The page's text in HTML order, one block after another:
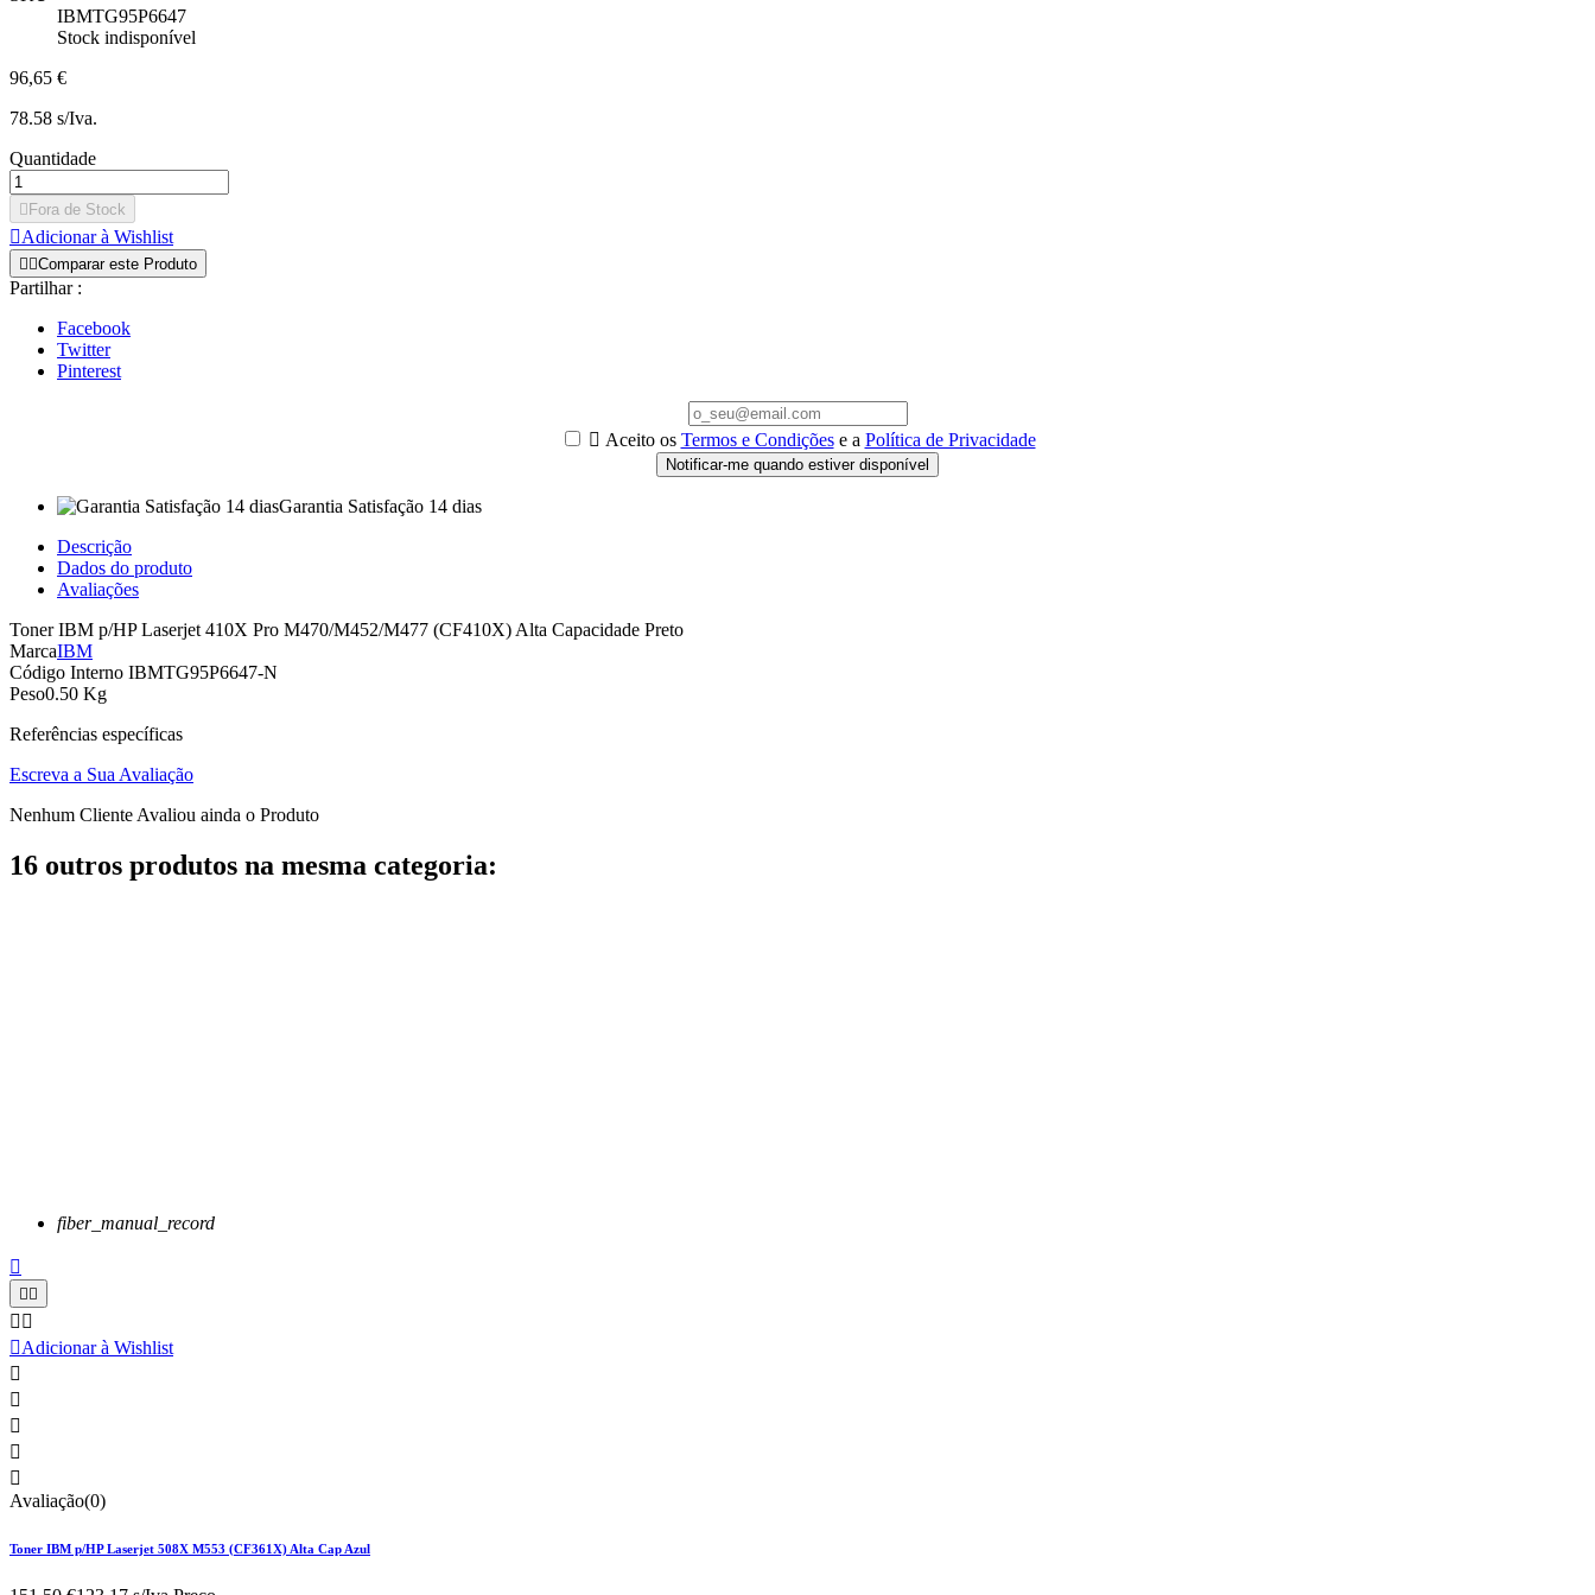
IBMTG95P6647
Stock indisponível
96,65 €
78.58 s/Iva.
Quantidade
 Fora de Stock
Adicionar à Wishlist
 Comparar este Produto
Partilhar :
Facebook
Twitter
Pinterest
 Aceito os Termos e Condiçõese a Política de Privacidade
Notificar-me quando estiver disponível
Garantia Satisfação 14 dias
Descrição
Dados do produto
Avaliações
Toner IBM p/HP Laserjet 410X Pro M470/M452/M477 (CF410X) Alta Capacidade Preto
MarcaIBM
Código Interno IBMTG95P6647-N
Peso0.50 Kg
Referências específicas
Escreva a Sua Avaliação
Nenhum Cliente Avaliou ainda o Produto
16 outros produtos na mesma categoria:
fiber_manual_record

 
 
Adicionar à Wishlist





Avaliação(0)
Toner IBM p/HP Laserjet 508X M553 (CF361X) Alta Cap Azul